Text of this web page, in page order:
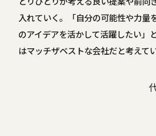
入れていく。「自分の可能性や力量
のアイデアを活かして活躍したい」
はマッチザベストな会社だと考えてい